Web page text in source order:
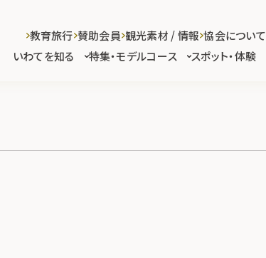
いわてを知る 特集・モデルコース スポット・体験
教育旅行 賛助会員 観光素材 / 情報 協会について